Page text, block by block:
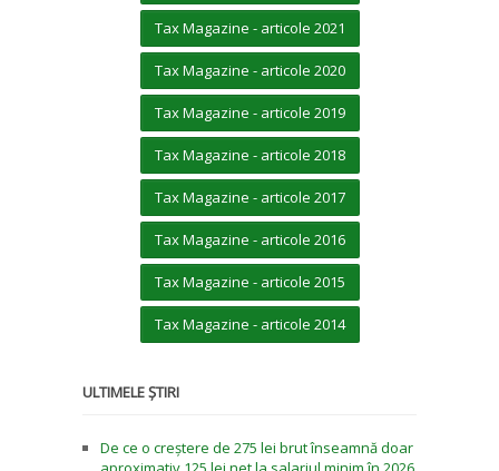
Tax Magazine - articole 2021
Tax Magazine - articole 2020
Tax Magazine - articole 2019
Tax Magazine - articole 2018
Tax Magazine - articole 2017
Tax Magazine - articole 2016
Tax Magazine - articole 2015
Tax Magazine - articole 2014
ULTIMELE ȘTIRI
De ce o creștere de 275 lei brut înseamnă doar